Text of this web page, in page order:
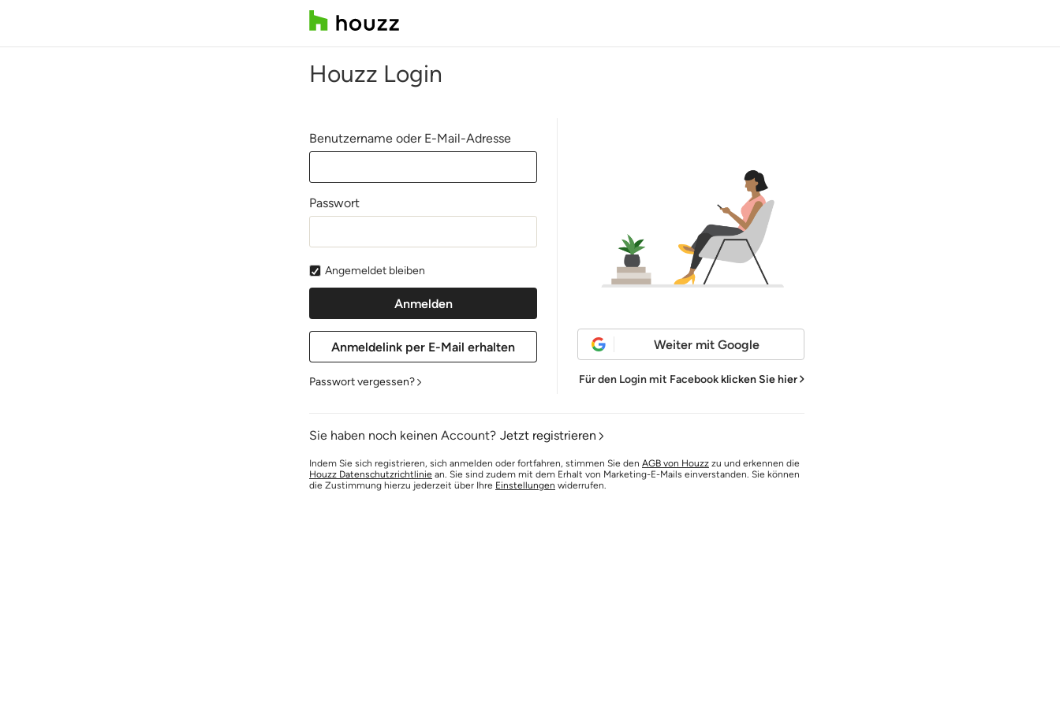
Houzz Login
Benutzername oder E-Mail-Adresse
Passwort
Angemeldet bleiben
Passwort vergessen?
Weiter mit Google
Für den Login mit Facebookklicken Sie hier
Sie haben noch keinen Account? Jetzt registrieren
Indem Sie sich registrieren, sich anmelden oder fortfahren, stimmen Sie den AGB von Houzz zu und erkennen die
Houzz Datenschutzrichtlinie an. Sie sind zudem mit dem Erhalt von Marketing-E-Mails einverstanden. Sie können
die Zustimmung hierzu jederzeit über Ihre Einstellungen widerrufen.